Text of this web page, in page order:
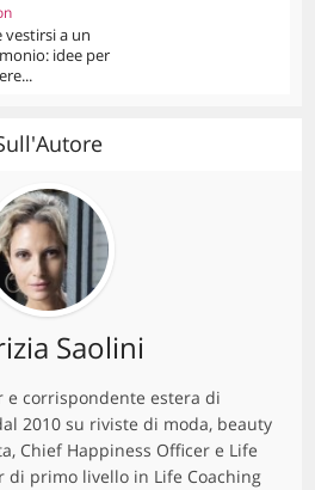
vestirsi a un
idee per
Saolini
e corrispondente estera di
2010 su riviste di moda, beauty
Chief Happiness Officer e Life
di primo livello in Life Coaching